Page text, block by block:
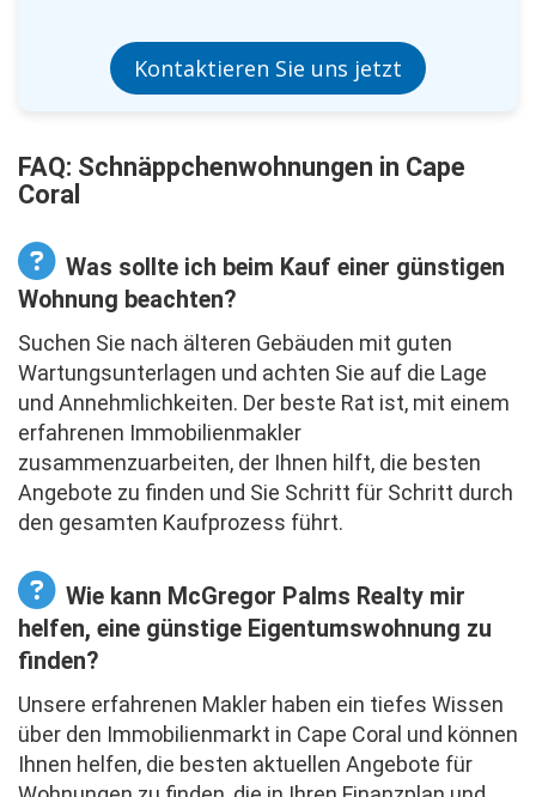
Kontaktieren Sie uns jetzt
FAQ: Schnäppchenwohnungen in Cape
Coral
Was sollte ich beim Kauf einer günstigen
Wohnung beachten?
Suchen Sie nach älteren Gebäuden mit guten
Wartungsunterlagen und achten Sie auf die Lage
und Annehmlichkeiten. Der beste Rat ist, mit einem
erfahrenen Immobilienmakler
zusammenzuarbeiten, der Ihnen hilft, die besten
Angebote zu finden und Sie Schritt für Schritt durch
den gesamten Kaufprozess führt.
Wie kann McGregor Palms Realty mir
helfen, eine günstige Eigentumswohnung zu
finden?
Unsere erfahrenen Makler haben ein tiefes Wissen
über den Immobilienmarkt in Cape Coral und können
Ihnen helfen, die besten aktuellen Angebote für